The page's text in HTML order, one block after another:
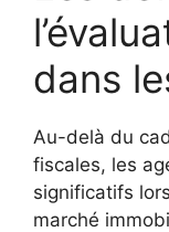
dans
Au-delà du
fiscales, les
significatifs
marché